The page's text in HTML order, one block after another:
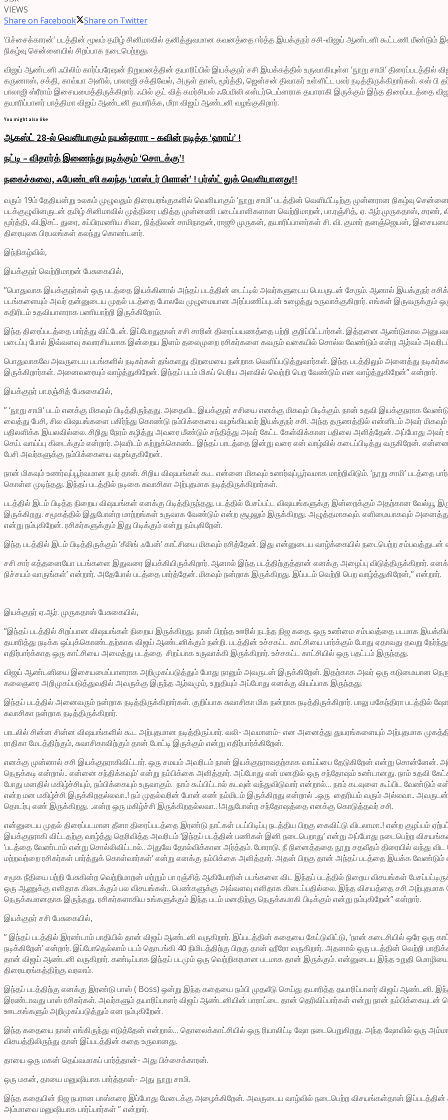
VIEWS
Share on Facebook
Share on Twitter
‘பிச்சைக்காரன்’ படத்தின் மூலம் தமிழ் சினிமாவில் தனித்துவமான கவனத்தை ஈர்த்த இயக்குநர் சசி-விஜய் ஆண்டனி கூட்டணி மீண்டும்
நிகழ்வு சென்னையில் சிறப்பாக நடைபெற்றது.
விஜய் ஆண்டனி ஃபிலிம் கார்ப்பரேஷன் நிறுவனத்தின் தயாரிப்பில் இயக்குநர் சசி இயக்கத்தில் உருவாகியுள்ள ‘நூறு சாமி’
கருணாஸ், சக்தி, காவ்யா அனில், பாலாஜி சக்திவேல், அருள் தாஸ், மூர்த்தி, ஜென்சன் திவாகர் உள்ளிட்ட பலர் நடித்திருக்கிறார்கள். எஸ் பி
பாலாஜி ஸ்ரீராம் இசையமைத்திருக்கிறார். ஃபில் குட் வித் கமர்சியல் ஃபேமிலி என்டர்டெய்னராக தயாராகி இருக்கும் இந்த திரைப்படத்தை
தயாரிப்பாளர் பாத்திமா விஜய் ஆண்டனி தயாரிக்க, மீரா விஜய் ஆண்டனி வழங்குகிறார்.
You might also like
ஆகஸ்ட் 28-ல் வெளியாகும் நயன்தாரா – கவின் நடித்த ‘ஹாய்’ !
நட்டி – விதார்த் இணைந்து நடிக்கும் ‘சொடக்கு’!
நகைச்சுவை, ஃபேண்டஸி கலந்த ‘மாஸ்டர் பிளான்’ ! பர்ஸ்ட் லுக் வெளியானது!!
வரும் 19ம் தேதியன்று உலகம் முழுவதும் திரையரங்குகளில் வெளியாகும் ‘நூறு சாமி’ படத்தின் வெளியீட்டிற்கு முன்னரான நிகழ்வு
படக்குழுவினருடன் தமிழ் சினிமாவில் முத்திரை பதித்த முன்னணி படைப்பாளிகளான வெற்றிமாறன், பா.ரஞ்சித், ஏ. ஆர்.முருகதாஸ், சரண்,
மூர்த்தி, வி.இசட். துரை, சுப்பிரமணிய சிவா, நித்திலன் சாமிநாதன், ராஜூ முருகன், தயாரிப்பாளர்கள் சி. வி. குமார் தனஞ்ஜெயன்,
திரையுலக பிரபலங்கள் கலந்து கொண்டனர்.
இந்நிகழ்வில்,
இயக்குநர் வெற்றிமாறன் பேசுகையில்,
”பொதுவாக இயக்குநர்கள் ஒரு படத்தை இயக்கினால் அந்தப் படத்தின் டைட்டில் அவர்களுடைய பெயருடன் சேரும். ஆனால் இயக்குநர்
படங்களையும் அவர் தன்னுடைய முதல் படத்தை போலவே முழுமையான அர்ப்பணிப்புடன் உழைத்து உருவாக்குகிறார். எங்கள் இருவருக்கும்
கதிரிடம் உதவியாளராக பணியாற்றி இருக்கிறோம்.
இந்த திரைப்படத்தை பார்த்து விட்டேன். இப்போதுதான் சசி சாரின் திரைப்பயணத்தை பற்றி குறிப்பிட்டார்கள். இத்தனை ஆண்டுகால
படைப்பு போல் இவ்வளவு சுவாரசியமாக இன்றைய இளம் தலைமுறை ரசிகர்களை கவரும் வகையில் சொல்ல வேண்டும் என்ற ஆர்வம்
பொதுவாகவே அவருடைய படங்களில் நடிகர்கள் தங்களது திறமையை நன்றாக வெளிப்படுத்துவார்கள். இந்த படத்திலும் அனைத்து
இருக்கிறார்கள். அனைவரையும் வாழ்த்துகிறேன். இந்தப் படம் மிகப் பெரிய அளவில் வெற்றி பெற வேண்டும் என வாழ்த்துகிறேன்” என்றார்.
இயக்குநர் பா.ரஞ்சித் பேசுகையில்,
” ‘நூறு சாமி’ படம் எனக்கு மிகவும் பிடித்திருந்தது. அதைவிட இயக்குநர் சசியை எனக்கு மிகவும் பிடிக்கும். நான் உதவி
வைத்து பேசி, சில விஷயங்களை பகிர்ந்து கொண்டு நம்பிக்கையை வழங்கியவர் இயக்குநர் சசி. அந்த தருணத்தில் என்னிடம் அவர்
பதிலளிக்க இயலவில்லை. சிறிது நேரம் கழித்து அவரை மீண்டும் சந்தித்து அவர் கேட்ட கேள்விக்கான பதிலை அளித்தேன். அப்போது அவர்
செய். வாய்ப்பு கிடைக்கும் என்றார். அவரிடம் கற்றுக்கொண்ட இந்தப் பாடத்தை இன்று வரை என் வாழ்வில் கடைப்பிடித்து வருகிறேன். என்னை
பேசி அவர்களுக்கு நம்பிக்கையை வழங்குகிறேன்.
நான் மிகவும் உணர்வுப்பூர்வமான நபர் தான். சிறிய விஷயங்கள் கூட என்னை மிகவும் உணர்வுப்பூர்வமாக மாற்றிவிடும். ‘நூறு சாமி’
கொள்ள முடிந்தது. இந்தப் படத்தில் நடிகை சுவாசிகா அற்புதமாக நடித்திருக்கிறார்கள்.
படத்தில் இடம் பிடித்த நிறைய விஷயங்கள் எனக்கு பிடித்திருந்தது. படத்தில் பேசப்பட்ட விஷயங்களுக்கு இன்றைக்கும் அதற்கான வேல்யூ
இருக்கிறது. சமூகத்தில் இதுபோன்ற மாற்றங்கள் உருவாக வேண்டும் என்ற சூழலும் இருக்கிறது. அழுத்தமாகவும். எளிமையாகவும்
என்று நம்புகிறேன். ரசிகர்களுக்கும் இது பிடிக்கும் என்று நம்புகிறேன்.
இந்த படத்தில் இடம் பிடித்திருக்கும் ‘சீலிங் ஃபேன்’ காட்சியை மிகவும் ரசித்தேன். இது என்னுடைய வாழ்க்கையில் நடைபெற்ற
சசி சார் எத்தனையோ படங்களை இதுவரை இயக்கியிருக்கிறார். ஆனால் இந்த படத்திற்குத்தான் எனக்கு அழைப்பு விடுத்திருக்கிறார்.
நிச்சயம் வாருங்கள்’ என்றார். அதேபோல் படத்தை பார்த்தேன். மிகவும் நன்றாக இருக்கிறது. இப்படம் வெற்றி பெற வாழ்த்துகிறேன்,” என்றார்.
இயக்குநர் ஏ.ஆர். முருகதாஸ் பேசுகையில்,
”இந்தப் படத்தில் சிறப்பான விஷயங்கள் நிறைய இருக்கிறது. நான் பிறந்த ஊரில் நடந்த நிஜ கதை. ஒரு உண்மை சம்பவத்தை படமாக
தயாரித்து நடிக்க ஒப்புக்கொண்டதற்காக விஜய் ஆண்டனிக்கும் நன்றி. படத்தின் உச்சகட்ட காட்சியை பார்க்கும் போது ஏதாவது தவறு
எதிர்பார்க்காத ஒரு காட்சியை அமைத்து படத்தை சிறப்பாக உருவாக்கி இருக்கிறார். உச்சகட்ட காட்சியில் ஒரு பதட்டம் இருந்தது.
விஜய் ஆண்டனியை இசையமைப்பாளராக அறிமுகப்படுத்தும் போது நானும் அவருடன் இருக்கிறேன். இதற்காக அவர் ஒரு கடுமையான
கலைஞரை அறிமுகப்படுத்துவதில் அவருக்கு இருந்த ஆர்வமும், உறுதியும் அப்போது எனக்கு வியப்பாக இருந்தது.
இந்தப் படத்தில் அனைவரும் நன்றாக நடித்திருக்கிறார்கள். குறிப்பாக சுவாசிகா மிக நன்றாக நடித்திருக்கிறார். பாலு மகேந்திரா படத்தில்
சுவாசிகா நன்றாக நடித்திருக்கிறார்.
பாடலில் சின்ன சின்ன விஷயங்களில் கூட அற்புதமான நடித்திருப்பார். வலி- அவமானம்- என அனைத்து துயரங்களையும் அற்புதமாக
ராதிகா மேடத்திற்கும், சுவாசிகாவிற்கும் தான் போட்டி இருக்கும் என்று எதிர்பார்க்கிறேன்.
எனக்கு முன்னால் சசி இயக்குநராகிவிட்டார். ஒரு சமயம் அவரிடம் நான் இயக்குநராவதற்காக வாய்ப்பை தேடுகிறேன் என்று சொன்னேன்.
நெருக்கடி என்றால்.. என்னை சந்திக்கவும்’ என்று நம்பிக்கை அளித்தார். அப்போது என் மனதில் ஒரு சந்தோஷம் உண்டானது. நாம் உதவி
போது மனதில் மகிழ்ச்சியும், நம்பிக்கையும் உருவாகும். நாம் கூப்பிட்டால் கடவுள் வந்துவிடுவார் என்றால்… நாம் கடவுளை கூப்பிட
என்ற மன மகிழ்ச்சி இருக்கிறதல்லவா..! நம் முதல்வரின் போன் எண் நம்மிடம் இருக்கிறது என்றால் ..ஒரு தைரியம் வரும் அல்லவா..
தொடர்பு எண் இருக்கிறது. ..என்ற ஒரு மகிழ்ச்சி இருக்கிறதல்லவா.. !அதுபோன்ற சந்தோஷத்தை எனக்கு கொடுத்தவர் சசி.
என்னுடைய முதல் திரைப்படமான தீனா திரைப்படத்தை இரண்டு நாட்கள் படப்பிடிப்பு நடத்திய பிறகு கைவிட்டு விடலாமா..! என்ற குழப்பம்
இயக்குநராகி விட்டதற்கு வாழ்த்து தெரிவித்த அவரிடம் ‘இந்தப் படத்தின் பணிகள் இனி நடைபெறாது’ என்று அப்போது நடைபெற்ற
‘படத்தை வேண்டாம் என்று சொல்லிவிட்டால்.. அதுவே தோல்விக்கான அர்த்தம். போராடு. நீ நினைத்ததை நூறு சதவீதம் திரையில் வந்து
மற்றவற்றை ரசிகர்கள் பார்த்துக் கொள்வார்கள்’ என்று எனக்கு நம்பிக்கை அளித்தார். அதன் பிறகு தான் அந்தப் படத்தை இயக்க வேண்டும்
சமூக நீதியை பற்றி பேசுகின்ற வெற்றிமாறன் மற்றும் பா ரஞ்சித் ஆகியோரின் படங்களை விட இந்தப் படத்தில் நிறைய விசயங்கள்
ஒரு ஆணுக்கு எளிதாக கிடைக்கும் பல விசயங்கள்.. பெண்களுக்கு அவ்வளவு எளிதாக கிடைப்பதில்லை. இந்த விசயத்தை சசி அற்புதமாக
நெருக்கமானதாக இருந்தது. ரசிகர்களாகிய உங்களுக்கும் இந்த படம் மனதிற்கு நெருக்கமாகி பிடிக்கும் என்று நம்புகிறேன்” என்றார்.
இயக்குநர் சசி பேசுகையில்,
” இந்தப் படத்தில் இரண்டாம் பாதியில் தான் விஜய் ஆண்டனி வருகிறார். இப்படத்தின் கதையை கேட்டுவிட்டு, ‘நான் கடைசியில் ஒரே ஒரு
நடிக்கிறேன்’ என்றார். இப்போதெல்லாம் படம் தொடங்கி 40 நிமிடத்திற்கு பிறகு தான் ஹீரோ வருகிறார். அதனால் ஒரு படத்தின் வெற்றி
தான் விஜய் ஆண்டனி வருகிறார். கண்டிப்பாக இந்தப் படமும் ஒரு வெற்றிகரமான படமாக தான் இருக்கும். என்னுடைய இந்த உறுதி
திரையரங்கத்திற்கு வரலாம்.
இந்தப் படத்திற்கு எனக்கு இரண்டு பாஸ் ( Boss) ஒன்று இந்த கதையை நம்பி முதலீடு செய்து தயாரித்த தயாரிப்பாளர் விஜய் ஆண்டனி.
இரண்டாவது பாஸ் ரசிகர்கள். அவர்களும் தயாரிப்பாளர் விஜய் ஆண்டனியின் பாராட்டை தான் தெரிவிப்பார்கள் என்று நான் நம்பிக்கையுடன்
ஊடகங்களும் அறிமுகப்படுத்தும் என நம்புகிறேன்.
இந்த கதையை நான் எங்கிருந்து எடுத்தேன் என்றால்… தொலைக்காட்சியில் ஒரு ரியாலிட்டி ஷோ நடைபெறுகிறது. அந்த ஷோவில் ஒரு
விசயத்திலிருந்து தான் இப்படத்தின் கதை உருவானது.
தாயை ஒரு மகன் தெய்வமாகப் பார்த்தான்- அது பிச்சைக்காரன்.
ஒரு மகன், தாயை மனுஷியாக பார்த்தான்- அது நூறு சாமி.
இந்த கதையின் நிஜ நபரான பாஸ்கரை இப்போது மேடைக்கு அழைக்கிறேன். அவருடைய வாழ்வில் நடைபெற்ற விசயங்கள்தான்
அம்மாவை மனுஷியாக பார்ப்பார்கள் ” என்றார்.